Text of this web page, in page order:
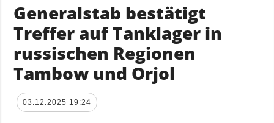
Generalstab bestätigt
Treffer auf Tanklager in
russischen Regionen
Tambow und Orjol
03.12.2025 19:24